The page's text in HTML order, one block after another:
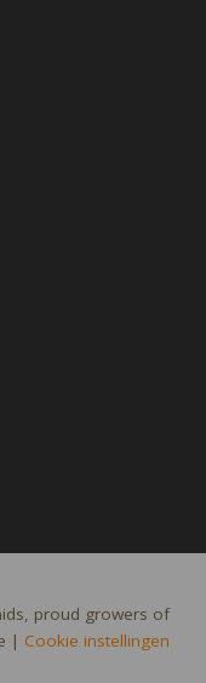
proud growers of
| Cookie instellingen